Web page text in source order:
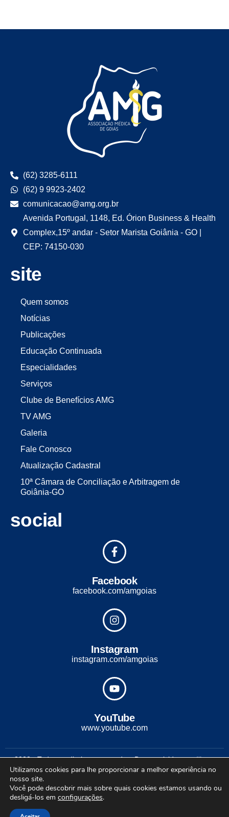
(62) 3285-6111
(62) 9 9923-2402
comunicacao@amg.org.br
Avenida Portugal, 1148, Ed. Órion Business & Health
Complex,15º andar - Setor Marista Goiânia - GO |
CEP: 74150-030
site
Quem somos
Notícias
Publicações
Educação Continuada
Especialidades
Serviços
Clube de Benefícios AMG
TV AMG
Galeria
Fale Conosco
Atualização Cadastral
10ª Câmara de Conciliação e Arbitragem de
Goiânia-GO
social
Facebook
facebook.com/amgoias
Instagram
instagram.com/amgoias
YouTube
www.youtube.com
2022 - Todos os direitos reservados. Desenvolvido com ♡ por
Conexão Soluções Corporativas
Utilizamos cookies para lhe proporcionar a melhor experiência no
nosso site.
Você pode descobrir mais sobre quais cookies estamos usando ou
desligá-los em configurações.